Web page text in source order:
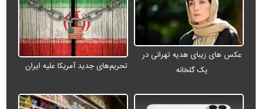
عکس های زیبای هدیه تهرانی در
یک گلخانه
تحریم‌های جدید آمریکا علیه ایران